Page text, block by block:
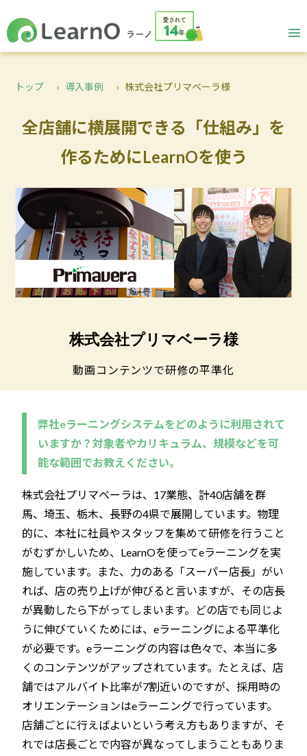
トップ 導入事例 株式会社プリマベーラ様
全店舗に横展開できる「仕組み」を
作るためにLearnOを使う
株式会社プリマベーラ様
動画コンテンツで研修の平準化
弊社eラーニングシステムをどのように利用されて
いますか？対象者やカリキュラム、規模などを可
能な範囲でお教えください。
株式会社プリマベーラは、17業態、計40店舗を群
馬、埼玉、栃木、長野の4県で展開しています。物理
的に、本社に社員やスタッフを集めて研修を行うこと
がむずかしいため、LearnOを使ってeラーニングを実
施しています。また、力のある「スーパー店長」がい
れば、店の売り上げが伸びると言いますが、その店長
が異動したら下がってしまいます。どの店でも同じよ
うに伸びていくためには、eラーニングによる平準化
が必要です。eラーニングの内容は色々で、本当に多
くのコンテンツがアップされています。たとえば、店
舗ではアルバイト比率が7割近いのですが、採用時の
オリエンテーションはeラーニングで行っています。
店舗ごとに行えばよいという考え方もありますが、そ
れでは店長ごとで内容が異なってしまうこともありま